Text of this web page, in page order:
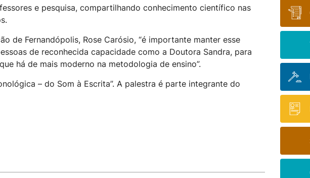
e pesquisa, compartilhando conhecimento científico nas
de Fernandópolis, Rose Carósio, “é importante manter esse
de reconhecida capacidade como a Doutora Sandra, para
há de mais moderno na metodologia de ensino”.
– do Som à Escrita”. A palestra é parte integrante do